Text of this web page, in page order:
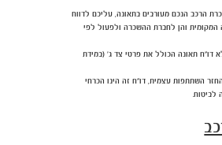
הרכב הנכם מעורבים בתאונה, עליכם לדווח
המקומית והן לחברת ההשכרה ולפעול לפי
דו"ח תאונה הכולל את פרטי צד ג' (במידת
השתתפות עצמית, דו"ח זה הינו הכרחי
לביטוח.